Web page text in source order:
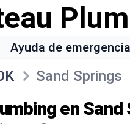
Ayuda de emergencia
Sand Springs
en Sand